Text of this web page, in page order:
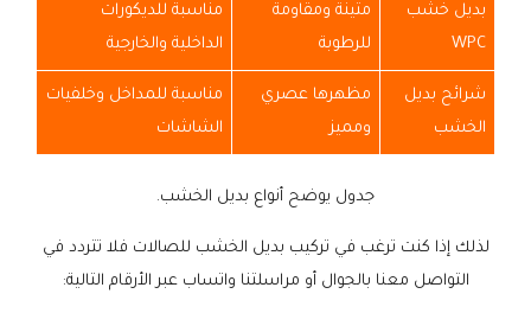
بديل خشب
WPC
متينة ومقاومة
للرطوبة
مناسبة للديكورات
الداخلية والخارجية
شرائح بديل
الخشب
مظهرها عصري
ومميز
مناسبة للمداخل وخلفيات
الشاشات
جدول يوضح أنواع بديل الخشب.
لذلك إذا كنت ترغب في تركيب بديل الخشب للصالات فلا تتردد في
التواصل معنا بالجوال أو مراسلتنا واتساب عبر الأرقام التالية: